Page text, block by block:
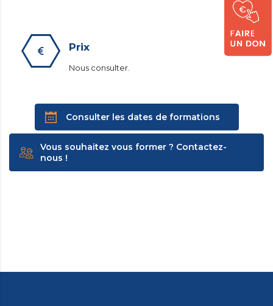
Prix
Nous consulter.
Consulter les dates de formations
Vous souhaitez vous former ? Contactez-
nous !